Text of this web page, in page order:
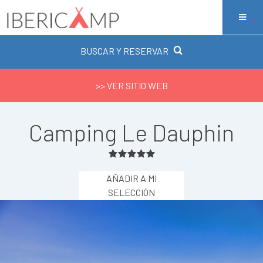
BUSCAR Y RESERVAR
>> VER SITIO WEB
Camping Le Dauphin
AÑADIR A MI
SELECCIÓN